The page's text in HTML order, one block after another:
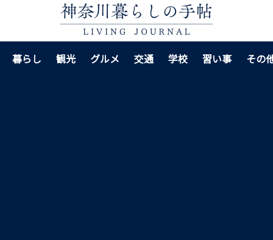
暮らし 観光 グルメ 交通 学校 習い事 その